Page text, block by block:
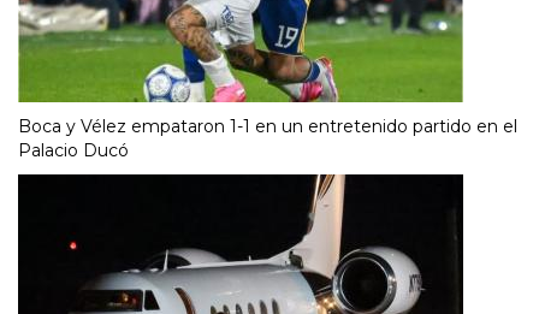
Boca y Vélez empataron 1-1 en un entretenido partido en el
Palacio Ducó